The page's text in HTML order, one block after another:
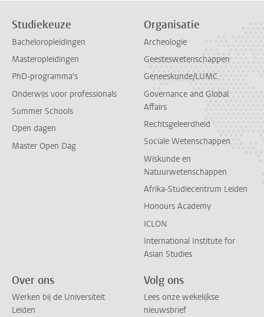
Studiekeuze
Bacheloropleidingen
Masteropleidingen
PhD-programma's
Onderwijs voor professionals
Summer Schools
Open dagen
Master Open Dag
Organisatie
Archeologie
Geesteswetenschappen
Geneeskunde/LUMC
Governance and Global
Affairs
Rechtsgeleerdheid
Sociale Wetenschappen
Wiskunde en
Natuurwetenschappen
Afrika-Studiecentrum Leiden
Honours Academy
ICLON
International Institute for
Asian Studies
Over ons
Werken bij de Universiteit
Leiden
Volg ons
Lees onze wekelijkse
nieuwsbrief